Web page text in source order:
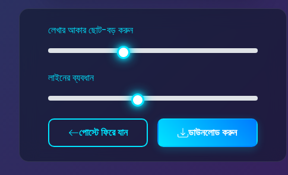
লেখার আকার ছোট-বড় করুন
লাইনের ব্যবধান
পোস্টে ফিরে যান ডাউনলোড করুন